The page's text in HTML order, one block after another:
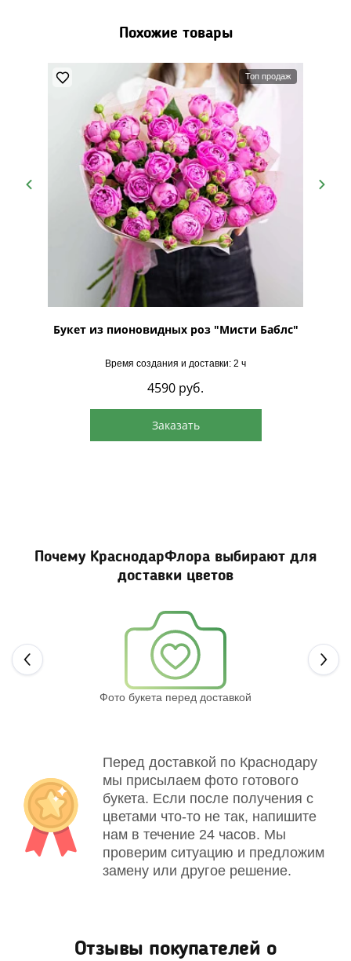
Похожие товары
Топ продаж
Букет из пионовидных роз "Мисти Баблс"
Время создания и доставки: 2 ч
4590 руб.
Заказать
Почему КраснодарФлора выбирают для
доставки цветов
Фото букета перед доставкой
Перед доставкой по Краснодару
мы присылаем фото готового
букета. Если после получения с
цветами что-то не так, напишите
нам в течение 24 часов. Мы
проверим ситуацию и предложим
замену или другое решение.
Отзывы покупателей о